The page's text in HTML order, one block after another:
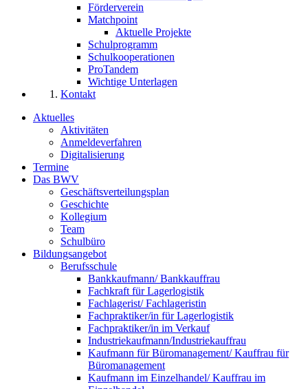
Förderverein
Matchpoint
Aktuelle Projekte
Schulprogramm
Schulkooperationen
ProTandem
Wichtige Unterlagen
Kontakt
Aktuelles
Aktivitäten
Anmeldeverfahren
Digitalisierung
Termine
Das BWV
Geschäftsverteilungsplan
Geschichte
Kollegium
Team
Schulbüro
Bildungsangebot
Berufsschule
Bankkaufmann/ Bankkauffrau
Fachkraft für Lagerlogistik
Fachlagerist/ Fachlageristin
Fachpraktiker/in für Lagerlogistik
Fachpraktiker/in im Verkauf
Industriekaufmann/Industriekauffrau
Kaufmann für Büromanagement/ Kauffrau für
Büromanagement
Kaufmann im Einzelhandel/ Kauffrau im